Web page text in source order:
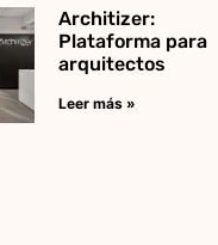
Architizer:
Plataforma para
arquitectos
Leer más »